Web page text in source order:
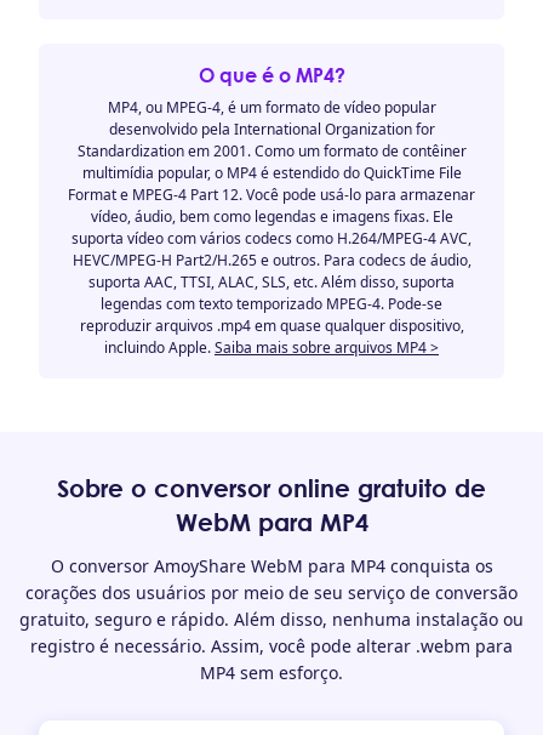
O que é o MP4?
MP4, ou MPEG-4, é um formato de vídeo popular
desenvolvido pela International Organization for
Standardization em 2001. Como um formato de contêiner
multimídia popular, o MP4 é estendido do QuickTime File
Format e MPEG-4 Part 12. Você pode usá-lo para armazenar
vídeo, áudio, bem como legendas e imagens fixas. Ele
suporta vídeo com vários codecs como H.264/MPEG-4 AVC,
HEVC/MPEG-H Part2/H.265 e outros. Para codecs de áudio,
suporta AAC, TTSI, ALAC, SLS, etc. Além disso, suporta
legendas com texto temporizado MPEG-4. Pode-se
reproduzir arquivos .mp4 em quase qualquer dispositivo,
incluindo Apple.Saiba mais sobre arquivos MP4 >
Sobre o conversor online gratuito de
WebM para MP4
O conversor AmoyShare WebM para MP4 conquista os
corações dos usuários por meio de seu serviço de conversão
gratuito, seguro e rápido. Além disso, nenhuma instalação ou
registro é necessário. Assim, você pode alterar .webm para
MP4 sem esforço.